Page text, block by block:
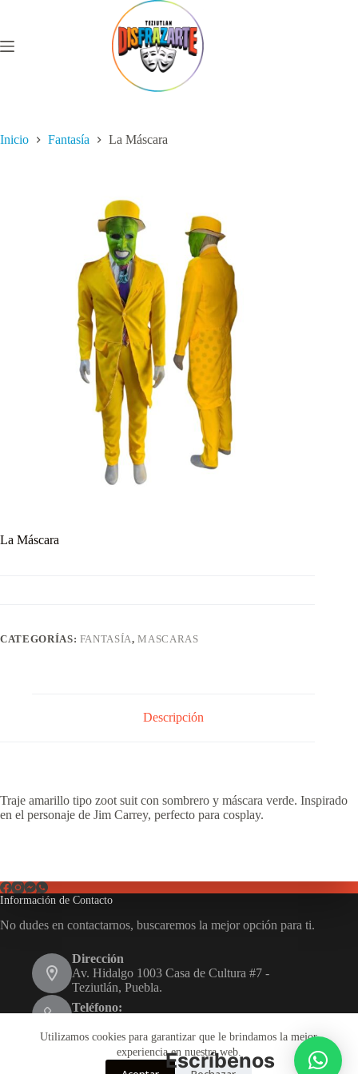
Utilizamos cookies para garantizar que le brindamos la mejor
experiencia en nuestra web.
Inicio Fantasía La Máscara
La Máscara
CATEGORÍAS: FANTASÍA,MASCARAS
Descripción
Traje amarillo tipo zoot suit con sombrero y máscara verde. Inspirado
en el personaje de Jim Carrey, perfecto para cosplay.
Información de Contacto
No dudes en contactarnos, buscaremos la mejor opción para ti.
Dirección
Av. Hidalgo 1003 Casa de Cultura #7 -
Teziutlán, Puebla.
Teléfono:
disfrazarte.teziutlan@gmail.com
Escríbenos